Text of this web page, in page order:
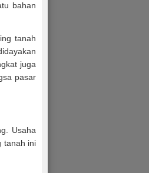
bahan
tanah
juga
pasar
Usaha
tanah ini